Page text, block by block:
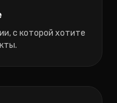
с которой хотите